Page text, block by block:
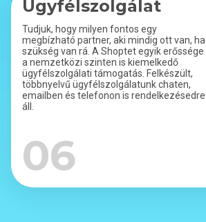
Ügyfélszolgálat
Tudjuk, hogy milyen fontos egy
megbízható partner, aki mindig ott van, ha
szükség van rá. A Shoptet egyik erőssége
a nemzetközi szinten is kiemelkedő
ügyfélszolgálati támogatás. Felkészült,
többnyelvű ügyfélszolgálatunk chaten,
emailben és telefonon is rendelkezésedre
áll.
06